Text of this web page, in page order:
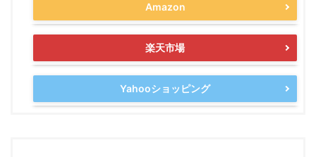
Amazon
楽天市場
Yahooショッピング